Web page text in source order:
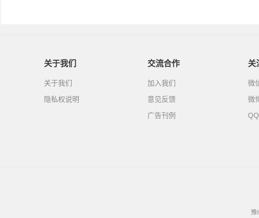
关于我们
关于我们
隐私权说明
交流合作
加入我们
意见反馈
广告刊例
关
微
微
豫